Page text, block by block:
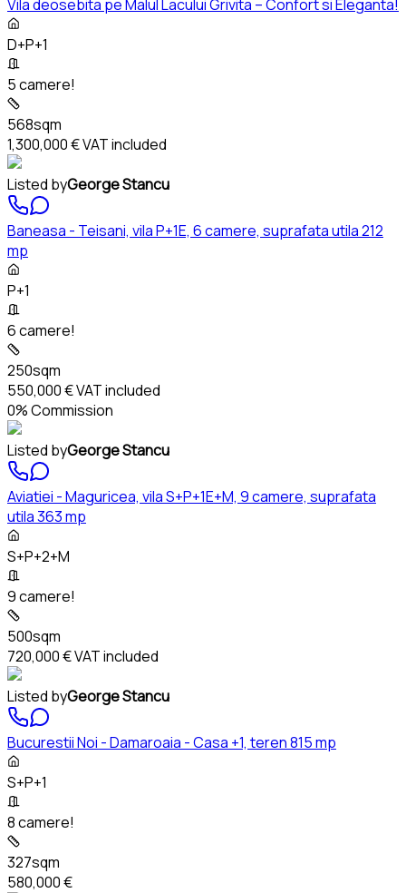
Vila deosebita pe Malul Lacului Grivita – Confort si Eleganta!
D+P+1
5 camere!
568sqm
1,300,000 €VAT included
Listed byGeorge Stancu
Baneasa - Teisani, vila P+1E, 6 camere, suprafata utila 212
mp
P+1
6 camere!
250sqm
550,000 €VAT included
0% Commission
Listed byGeorge Stancu
Aviatiei - Maguricea, vila S+P+1E+M, 9 camere, suprafata
utila 363 mp
S+P+2+M
9 camere!
500sqm
720,000 €VAT included
Listed byGeorge Stancu
Bucurestii Noi - Damaroaia - Casa +1, teren 815 mp
S+P+1
8 camere!
327sqm
580,000 €